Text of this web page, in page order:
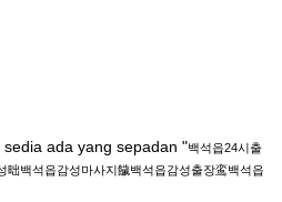
ada yang sepadan "백석읍24시출
백석읍감성마사지饖백석읍감성출장鸾백석읍